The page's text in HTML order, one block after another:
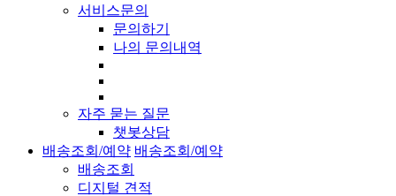
서비스문의
문의하기
나의 문의내역
자주 묻는 질문
챗봇상담
배송조회/예약 배송조회/예약
배송조회
디지털 견적